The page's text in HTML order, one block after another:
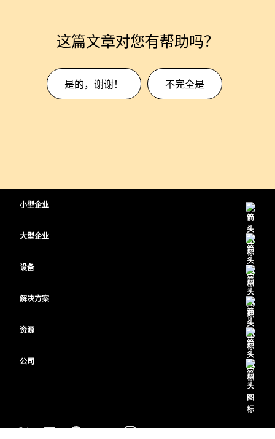
这篇文章对您有帮助吗？
是的，谢谢！ 不完全是
小型企业
大型企业
Contact Center
设备
配件
解决方案
资源
公司
联系销售